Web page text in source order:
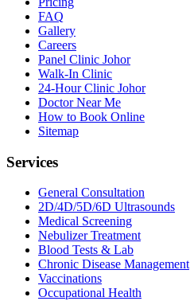
FAQ
Gallery
Careers
Panel Clinic Johor
Walk-In Clinic
24-Hour Clinic Johor
Doctor Near Me
How to Book Online
Sitemap
Services
General Consultation
2D/4D/5D/6D Ultrasounds
Medical Screening
Nebulizer Treatment
Blood Tests & Lab
Chronic Disease Management
Vaccinations
Occupational Health